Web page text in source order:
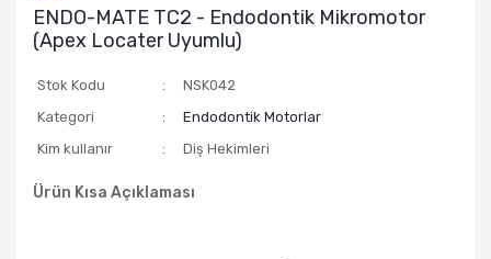
ENDO-MATE TC2 - Endodontik Mikromotor
(Apex Locater Uyumlu)
Stok Kodu
NSK042
Kategori
Endodontik Motorlar
Kim kullanır
Diş Hekimleri
Ürün Kısa Açıklaması